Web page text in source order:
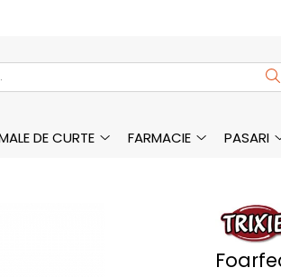
DE CURTE FARMACIE PASARI